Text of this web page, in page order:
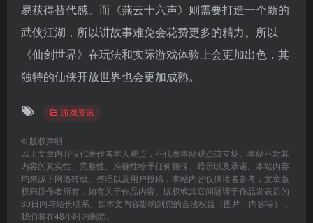
易获得替代感。而《燕云十六声》则需要打造一个新的
武侠江湖，所以讲故事难免会花费更多的精力。所以
《仙剑世界》在玩法和实际游戏体验上会更加出色，其
独特的仙侠开放世界也会更加成熟。
游戏资讯
© 版权声明
以上文章内容仅代表作者本人观点，不代表本站观点或立场。本站不对其
内容的真实性、完整性、准确性给予任何担保、暗示以及承诺。本站内容
均来源于网络转载、整理以及用户投稿，本站内容仅供读者参考，文章版
权归原作者所有，如有关于作品内容、版权或其它问题请于作品发表后的
30日内与站长联系。如本文内容影响到您的合法权益（图片、内容等），
我们将在48小时内删除。